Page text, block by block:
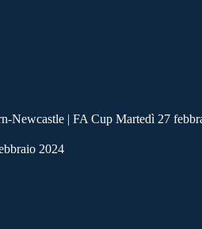
Newcastle | FA Cup Martedì 27
2024